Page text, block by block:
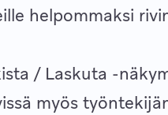
helpommaksi
/ Laskuta -
myös